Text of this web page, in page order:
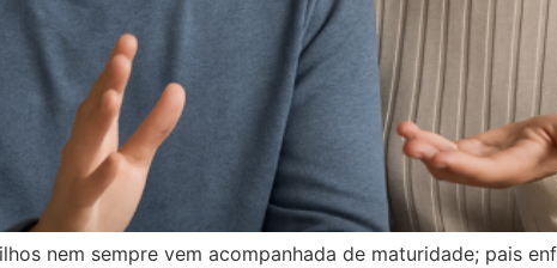
nem sempre vem acompanhada de maturidade; pais